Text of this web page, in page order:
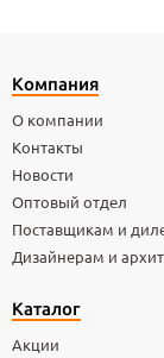
Компания
О компании
Контакты
Новости
Оптовый отдел
Поставщикам и
Дизайнерам и
Каталог
Акции